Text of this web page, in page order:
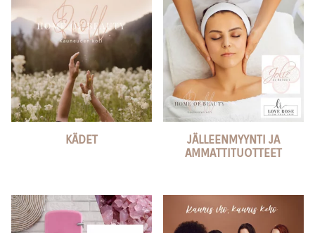
KÄDET
JÄLLEENMYYNTI JA
AMMATTITUOTTEET